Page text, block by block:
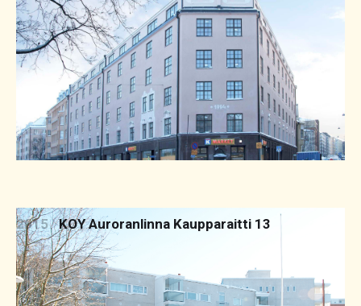
2015 KOY Auroranlinna Kaupparaitti 13